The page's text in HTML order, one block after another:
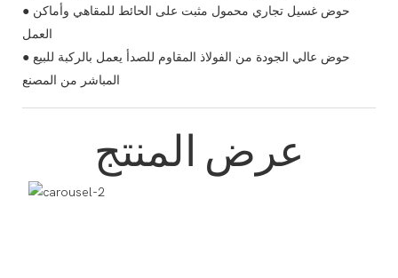
● حوض غسيل تجاري محمول مثبت على الحائط للمقاهي وأماكن
العمل
● حوض عالي الجودة من الفولاذ المقاوم للصدأ يعمل بالركبة للبيع
المباشر من المصنع
عرض المنتج